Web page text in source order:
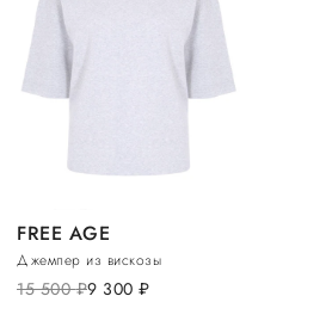
FREE AGE
Джемпер из вискозы
15 500руб.9 300 руб.